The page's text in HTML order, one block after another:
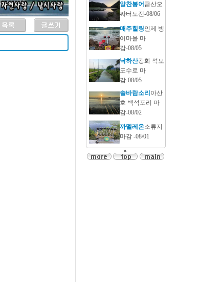
알찬붕어 금산오
짜터도전-08/06
매주힐링인제 빙
어마을 마
감-08/05
낙하산강화 석모
도수로 마
감-08/05
솔바람소리 아산
호 백석포리 마
감-08/02
까멜레온소류지
마감 -08/01